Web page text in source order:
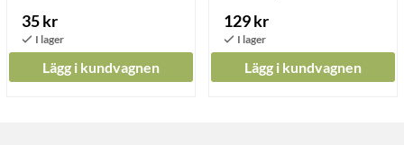
35 kr
Lägg i kundvagnen
129 kr
Lägg i kundvagnen